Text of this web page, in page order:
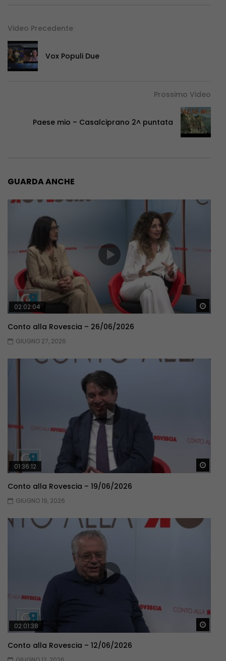
Video Precedente
Vox Populi Due
Prossimo Video
Paese mio – Casalciprano 2^ puntata
GUARDA ANCHE
02:02:04
Conto alla Rovescia – 26/06/2026
GIUGNO 27, 2026
01:36:12
Conto alla Rovescia – 19/06/2026
GIUGNO 19, 2026
02:01:38
Conto alla Rovescia – 12/06/2026